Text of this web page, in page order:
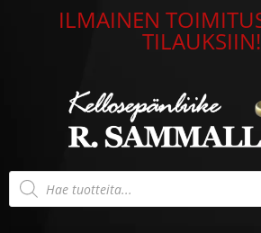
ILMAINEN
TILAUKSIIN!
Products
search